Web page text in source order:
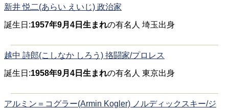
新井 悦二(あらい えいじ) 政治家
誕生日:1957年9月4日生まれの有名人 埼玉出身
越中 詩郎(こしなか しろう) 挌闘家/プロレス
誕生日:1958年9月4日生まれの有名人 東京出身
アルミン＝コグラー(Armin Kogler) ノルディックスキー/ジ